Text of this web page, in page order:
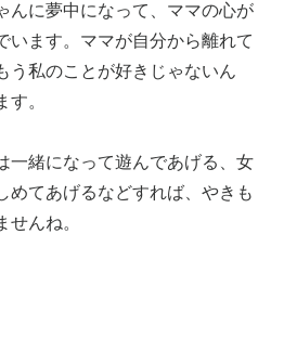
んに夢中になって、ママの心が
います。ママが自分から離れて
う私のことが好きじゃないん
。
一緒になって遊んであげる、女
めてあげるなどすれば、やきも
せんね。